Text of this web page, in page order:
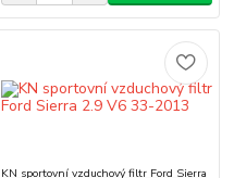
KN sportovní vzduchový filtr Ford Sierra